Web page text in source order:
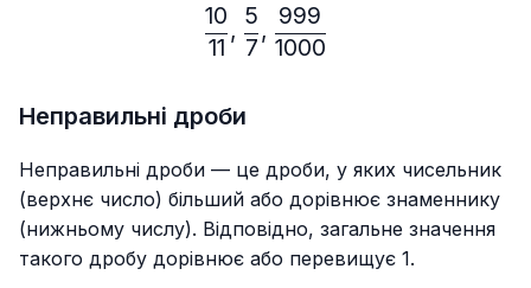
11
10
,
7
5
,
1000
999
Неправильні дроби
Неправильні дроби — це дроби, у яких чисельник
(верхнє число) більший або дорівнює знаменнику
(нижньому числу). Відповідно, загальне значення
такого дробу дорівнює або перевищує 1.